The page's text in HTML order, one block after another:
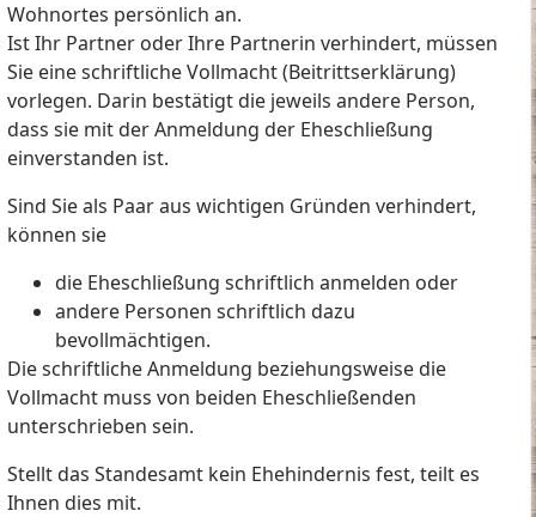
Wohnortes persönlich an.
Ist Ihr Partner oder Ihre Partnerin verhindert, müssen
Sie eine schriftliche Vollmacht (Beitrittserklärung)
vorlegen. Darin bestätigt die jeweils andere Person,
dass sie mit der Anmeldung der Eheschließung
einverstanden ist.
Sind Sie als Paar aus wichtigen Gründen verhindert,
können sie
die Eheschließung schriftlich anmelden oder
andere Personen schriftlich dazu
bevollmächtigen.
Die schriftliche Anmeldung beziehungsweise die
Vollmacht muss von beiden Eheschließenden
unterschrieben sein.
Stellt das Standesamt kein Ehehindernis fest, teilt es
Ihnen dies mit.